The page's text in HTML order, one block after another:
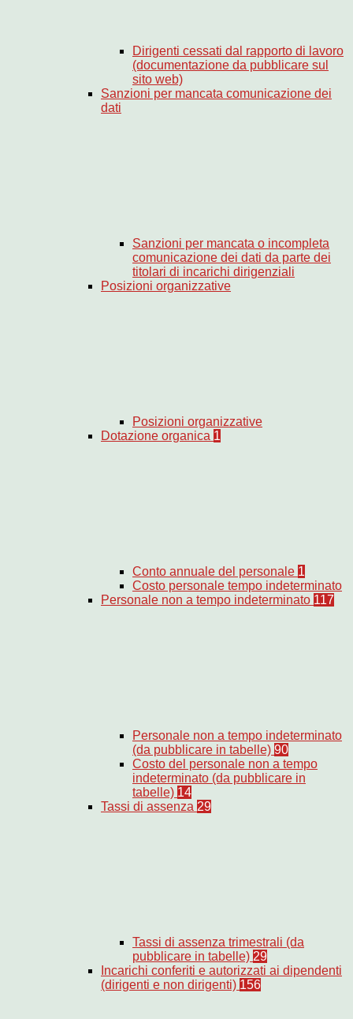
Dirigenti cessati dal rapporto di lavoro
(documentazione da pubblicare sul
sito web)
Sanzioni per mancata comunicazione dei
dati
Sanzioni per mancata o incompleta
comunicazione dei dati da parte dei
titolari di incarichi dirigenziali
Posizioni organizzative
Posizioni organizzative
Dotazione organica 1
Conto annuale del personale 1
Costo personale tempo indeterminato
Personale non a tempo indeterminato 117
Personale non a tempo indeterminato
(da pubblicare in tabelle) 90
Costo del personale non a tempo
indeterminato (da pubblicare in
tabelle) 14
Tassi di assenza 29
Tassi di assenza trimestrali (da
pubblicare in tabelle) 29
Incarichi conferiti e autorizzati ai dipendenti
(dirigenti e non dirigenti) 156